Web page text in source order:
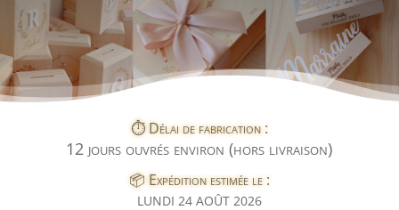
⏱️ Délai de fabrication :
12 jours ouvrés environ (hors livraison)
📦 Expédition estimée le :
LUNDI 24 AOÛT 2026